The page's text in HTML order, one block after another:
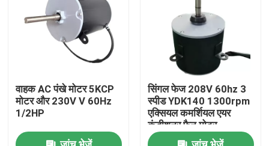
संपर्क करें
एसी बीएलडीसी मोटर
एसी फैन मोटर
सिंगल फेज एसी इंडक्शन मोटर
वाहक AC पंखे मोटर 5KCP
मोटर और 230V V 60Hz
1/2HP
सिंगल फेज 208V 60hz 3
स्पीड YDK140 1300rpm
एक्सियल कमर्शियल एयर
कंडीशनर फैन मोटर